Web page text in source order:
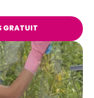
GRATUIT